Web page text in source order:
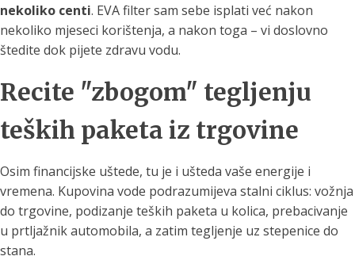
nekoliko centi. EVA filter sam sebe isplati već nakon
nekoliko mjeseci korištenja, a nakon toga – vi doslovno
štedite dok pijete zdravu vodu.
Recite "zbogom" tegljenju
teških paketa iz trgovine
Osim financijske uštede, tu je i ušteda vaše energije i
vremena. Kupovina vode podrazumijeva stalni ciklus: vožnja
do trgovine, podizanje teških paketa u kolica, prebacivanje
u prtljažnik automobila, a zatim tegljenje uz stepenice do
stana.